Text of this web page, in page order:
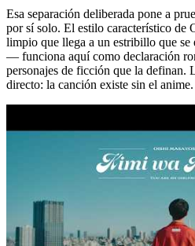
Esa separación deliberada pone a
por sí solo. El estilo característico
limpio que llega a un estribillo que se
— funciona aquí como declaración
personajes de ficción que la definan.
directo: la canción existe sin el anime.